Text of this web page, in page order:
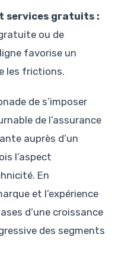
services gratuits :
ou de
favorise un
les frictions.
de s’imposer
de l’assurance
auprès d’un
l’aspect
En
et l’expérience
d’une croissance
des segments